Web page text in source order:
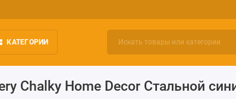
КАТЕГОРИИ
Chalky Home Decor Стальной